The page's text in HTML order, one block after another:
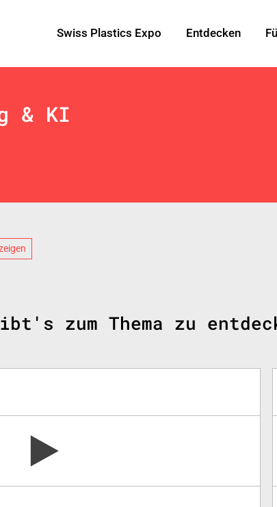
Swiss Plastics Expo Entdecken
& KI
zum Thema zu